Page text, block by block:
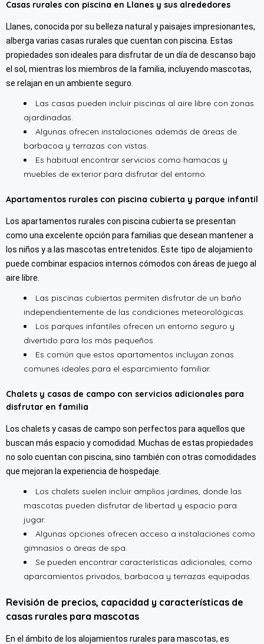
Casas rurales con piscina en Llanes y sus alrededores
Llanes, conocida por su belleza natural y paisajes impresionantes,
alberga varias casas rurales que cuentan con piscina. Estas
propiedades son ideales para disfrutar de un día de descanso bajo
el sol, mientras los miembros de la familia, incluyendo mascotas,
se relajan en un ambiente seguro.
Las casas pueden incluir piscinas al aire libre con zonas
ajardinadas.
Algunas ofrecen instalaciones además de áreas de
barbacoa y terrazas con vistas.
Es habitual encontrar servicios como hamacas y
muebles de exterior para disfrutar del entorno.
Apartamentos rurales con piscina cubierta y parque infantil
Los apartamentos rurales con piscina cubierta se presentan
como una excelente opción para familias que desean mantener a
los niños y a las mascotas entretenidos. Este tipo de alojamiento
puede combinar espacios internos cómodos con áreas de juego al
aire libre.
Las piscinas cubiertas permiten disfrutar de un baño
independientemente de las condiciones meteorológicas.
Los parques infantiles ofrecen un entorno seguro y
divertido para los más pequeños.
Es común que estos apartamentos incluyan zonas
comunes ideales para el esparcimiento familiar.
Chalets y casas de campo con servicios adicionales para
disfrutar en familia
Los chalets y casas de campo son perfectos para aquellos que
buscan más espacio y comodidad. Muchas de estas propiedades
no solo cuentan con piscina, sino también con otras comodidades
que mejoran la experiencia de hospedaje.
Los chalets suelen incluir amplios jardines, donde las
mascotas pueden disfrutar de libertad y espacio para
jugar.
Algunas opciones ofrecen acceso a instalaciones como
gimnasios o áreas de spa.
Se pueden encontrar características adicionales, como
aparcamientos privados, barbacoa y terrazas equipadas.
Revisión de precios, capacidad y características de
casas rurales para mascotas
En el ámbito de los alojamientos rurales para mascotas, es